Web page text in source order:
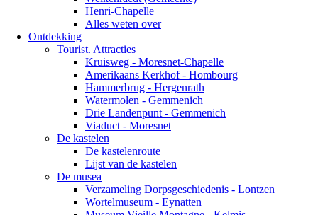
Henri-Chapelle
Alles weten over
Ontdekking
Tourist. Attracties
Kruisweg - Moresnet-Chapelle
Amerikaans Kerkhof - Hombourg
Hammerbrug - Hergenrath
Watermolen - Gemmenich
Drie Landenpunt - Gemmenich
Viaduct - Moresnet
De kastelen
De kastelenroute
Lijst van de kastelen
De musea
Verzameling Dorpsgeschiedenis - Lontzen
Wortelmuseum - Eynatten